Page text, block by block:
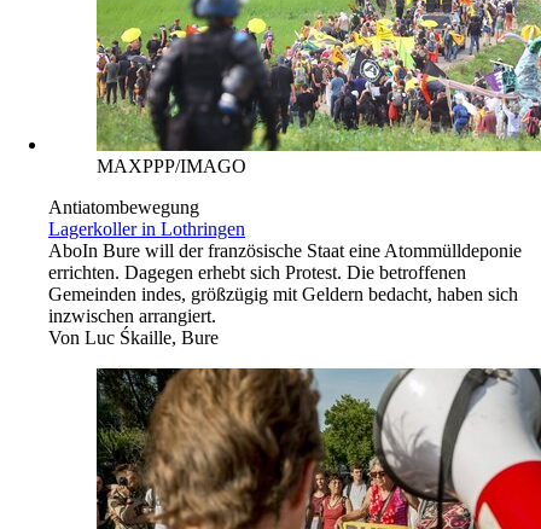
MAXPPP/IMAGO
Antiatombewegung
Lagerkoller in Lothringen
AboIn Bure will der französische Staat eine Atommülldeponie
errichten. Dagegen erhebt sich Protest. Die betroffenen
Gemeinden indes, größzügig mit Geldern bedacht, haben sich
inzwischen arrangiert.
Von Luc Śkaille, Bure